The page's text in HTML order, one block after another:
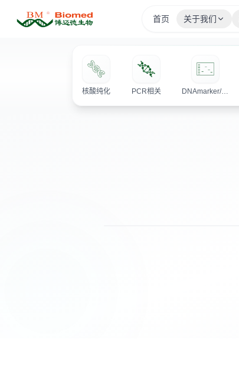
首页 关于我们
核酸纯化 PCR相关 DNAmarker/电泳相关产品